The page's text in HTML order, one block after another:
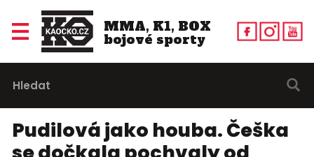
MMA, K1, BOX
bojové sporty
Pudilová jako houba. Češka